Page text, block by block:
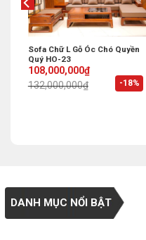
-18%
Sofa Chữ L Gỗ Óc Chó Quyền
Quý HO-23
132,000,000₫
Original
price
was:
108,000,000₫
Current
price
is:
DANH MỤC NỔI BẬT